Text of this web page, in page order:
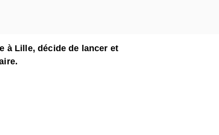
à Lille, décide de lancer et